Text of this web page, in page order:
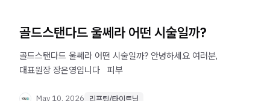
골드스탠다드 울쎄라 어떤 시술일까?
골드스탠다드 울쎄라 어떤 시술일까? 안녕하세요 여러분,
대표원장 장은영입니다 ​ ​ 피부
May 10, 2026 리프팅/타이트닝